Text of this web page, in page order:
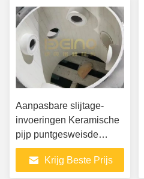
Aanpasbare slijtage-
invoeringen Keramische
pijp puntgesweisde
kaarttype
Krijg Beste Prijs